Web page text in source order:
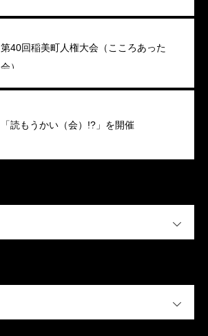
第40回稲美町人権大会（こころあった
会）
「読もうかい（会）!?」を開催